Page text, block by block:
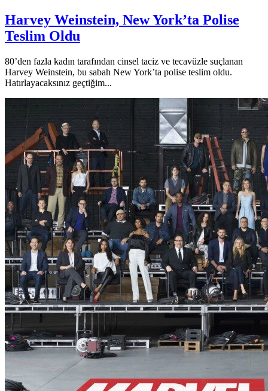
Harvey Weinstein, New York’ta Polise
Teslim Oldu
80’den fazla kadın tarafından cinsel taciz ve tecavüzle suçlanan
Harvey Weinstein, bu sabah New York’ta polise teslim oldu.
Hatırlayacaksınız geçtiğim...